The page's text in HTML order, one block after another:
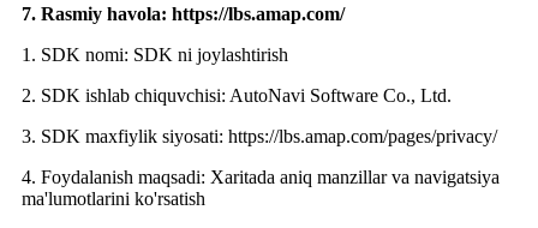
7. Rasmiy havola: https://lbs.amap.com/
1. SDK nomi: SDK ni joylashtirish
2. SDK ishlab chiquvchisi: AutoNavi Software Co., Ltd.
3. SDK maxfiylik siyosati: https://lbs.amap.com/pages/privacy/
4. Foydalanish maqsadi: Xaritada aniq manzillar va navigatsiya
ma'lumotlarini ko'rsatish